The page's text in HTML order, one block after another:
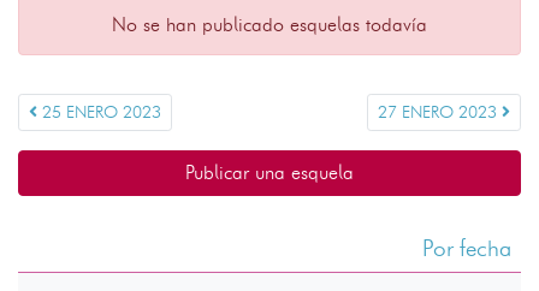
No se han publicado esquelas todavía
25 ENERO 2023 27 ENERO 2023
Publicar una esquela
Por fecha